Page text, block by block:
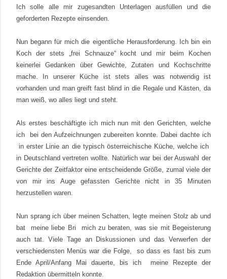
Ich solle alle mir zugesandten Unterlagen ausfüllen und die
geforderten Rezepte einsenden.
Nun begann für mich die eigentliche Herausforderung. Ich bin ein
Koch der stets „frei Schnauze“ kocht und mir beim Kochen
keinerlei Gedanken über Gewichte, Zutaten und Kochschritte
mache. In unserer Küche ist stets alles was notwendig ist
vorhanden und man greift fast blind in die Regale und Kästen, da
man weiß, wo alles liegt und steht.
Als erstes beschäftigte ich mich nun mit den Gerichten, welche
ich bei den Aufzeichnungen zubereiten konnte. Dabei dachte ich
in erster Linie an die typisch österreichische Küche, welche ich
in Deutschland vertreten wollte. Natürlich war bei der Auswahl der
Gerichte der Zeitfaktor eine entscheidende Größe, zumal viele der
von mir ins Auge gefassten Gerichte nicht in 35 Minuten
herzustellen waren.
Nun sprang ich über meinen Schatten, legte meinen Stolz ab und
bat
meine liebe Bri
mich zu beraten, was sie mit Begeisterung
auch tat. Viele Tage an Diskussionen und das Verwerfen der
verschiedensten Menüs war die Folge,
so dass es fast bis zum
Ende April/Anfang Mai dauerte, bis ich meine Rezepte der
Redaktion übermitteln konnte.